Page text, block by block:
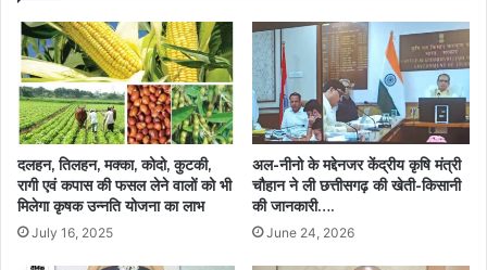
दलहन, तिलहन, मक्का, कोदो, कुटकी,
रागी एवं कपास की फसल लेने वालों को भी
मिलेगा कृषक उन्नति योजना का लाभ
July 16, 2025
अल-नीनो के मद्देनजर केंद्रीय कृषि मंत्री
चौहान ने ली छत्तीसगढ़ की खेती-किसानी
की जानकारी….
June 24, 2026